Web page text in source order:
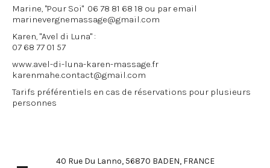
Marine, "Pour Soi" 06 78 81 68 18 ou par email
marinevergnemassage@gmail.com
Karen, "Avel di Luna" :
07 68 77 01 57
www.avel-di-luna-karen-massage.fr
karenmahe.contact@gmail.com
Tarifs préférentiels en cas de réservations pour plusieurs
personnes
40 Rue Du Lanno, 56870 BADEN, FRANCE